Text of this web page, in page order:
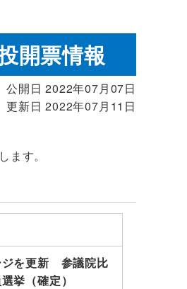
開票情報
公開日 2022年07月07日
更新日 2022年07月11日
す。
ジを更新 参議院比
挙（確定）